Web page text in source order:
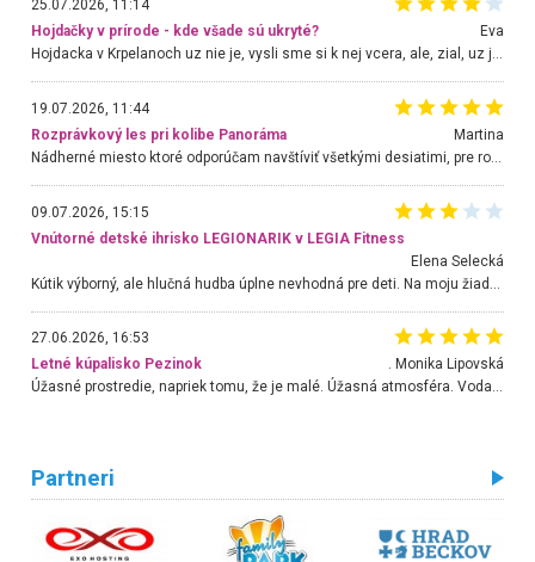
25.07.2026, 11:14
Hojdačky v prírode - kde všade sú ukryté?
Eva
Hojdacka v Krpelanoch uz nie je, vysli sme si k nej vcera, ale, zial, uz je znicena. Ak sem planujete cestu len kvoli hojdacke, mozete si ju usetrit. Krasny vyhlad je tu vsak aj bez hojdacky :-)
19.07.2026, 11:44
Rozprávkový les pri kolibe Panoráma
Martina
Nádherné miesto ktoré odporúčam navštíviť všetkými desiatimi, pre rodiny s deťmi, dôchodcom... Proste a jednoducho ozaj rozprávkový les.. určite ešte prídeme. Odniesli sme si na pamiatku krásne tričká,
09.07.2026, 15:15
Vnútorné detské ihrisko LEGIONARIK v LEGIA Fitness
Elena Selecká
27.06.2026, 16:53
Letné kúpalisko Pezinok
. Monika Lipovská
Úžasné prostredie, napriek tomu, že je malé. Úžasná atmosféra. Voda fantastická a nádherná. Ľudí je pomerne veľa, ale su mili a ohľaduplní. Je veľmi zaujímavé sledovať, ako dokážu spolu športovať cudzí ľudia a bez ohľadu na vek. Vládne tu pohoda. Vnuka neviem dostať z vody. Ďakujem za krásny deň . Urcite sa sem vrátim. Jediný problém je s parkovaním, ale aj ten sa mi podarilo vyriešiť. Monika Bratislava
Partneri